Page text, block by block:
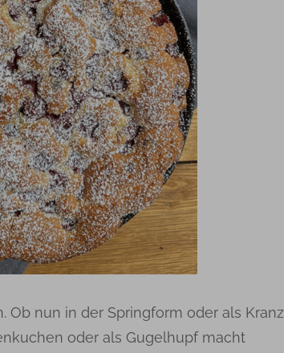
Ob nun in der Springform oder als Kranz
oder als Gugelhupf macht